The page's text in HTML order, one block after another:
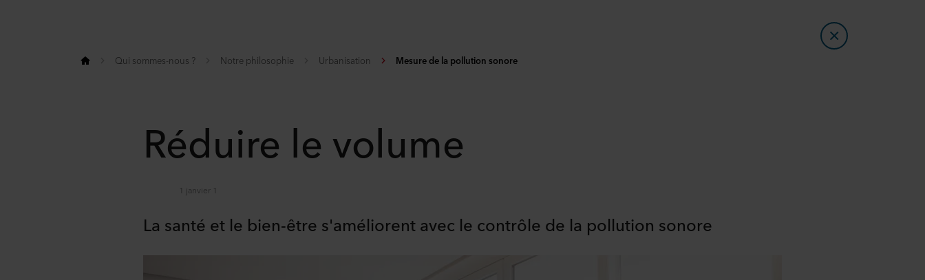
Qui sommes-nous ? Notre philosophie Urbanisation Mesure de la pollution sonore
Réduire le volume
1 janvier 1
La santé et le bien-être s'améliorent avec le contrôle de la pollution sonore